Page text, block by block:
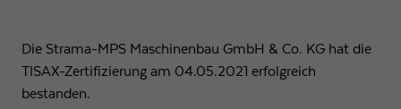
Die Strama-MPS Maschinenbau GmbH & Co. KG hat die
TISAX-Zertifizierung am 04.05.2021 erfolgreich
bestanden.
Seitenanfragen bei.
Name
Anbieter Google LLC